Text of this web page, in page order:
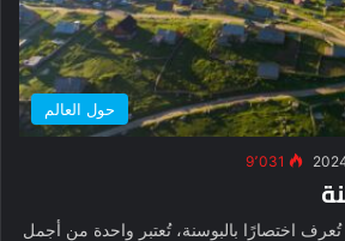
حول العالم
9٬031
اختصارًا بالبوسنة، تُعتبر واحدة من أجمل